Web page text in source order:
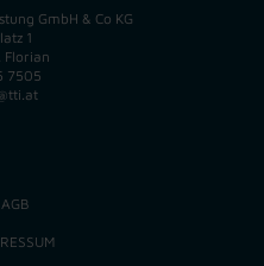
GmbH & Co KG
1
Florian
7505
AGB